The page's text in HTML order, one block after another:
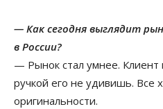
— Как сегодня выглядит
в России?
— Рынок стал умнее. Клиент
ручкой его не удивишь. Все
оригинальности.